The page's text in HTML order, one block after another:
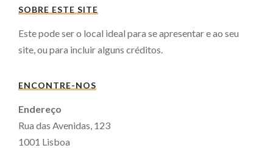
SOBRE ESTE SITE
Este pode ser o local ideal para se apresentar e ao seu
site, ou para incluir alguns créditos.
ENCONTRE-NOS
Endereço
Rua das Avenidas, 123
1001 Lisboa